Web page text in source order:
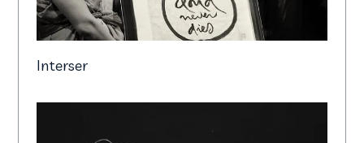
Interser